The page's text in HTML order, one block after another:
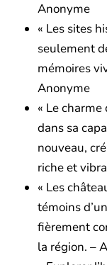
Anonyme
« Les sites
seulement
mémoires
Anonyme
« Le
dans sa
nouveau,
riche et
« Les
témoins
fièrement
la région. –